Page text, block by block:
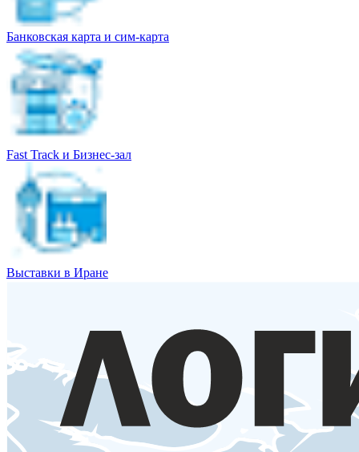
Банковская карта и сим-карта
Fast Track и Бизнес-зал
Выставки в Иране